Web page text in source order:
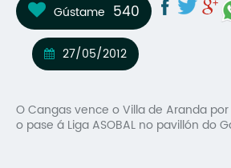
Gústame 540
27/05/2012
O Cangas vence o Villa de Aranda
o pase á Liga ASOBAL no pavillón do